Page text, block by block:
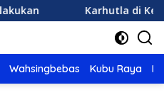
Karhutla di Ketapang
Wahsingbebas Kubu Raya